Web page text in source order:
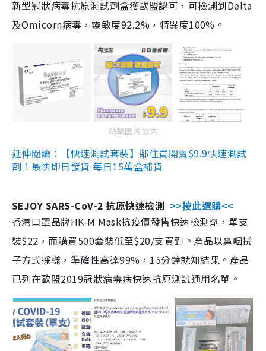
新型冠狀病毒抗原測試劑盒獲歐盟認可，可檢測到Delta
及Omicorn病毒，靈敏度92.2%，特異度100%。
點擊圖片放大
延伸閱讀：【快速測試套裝】鄰住買開賣$9.9快速測試
劑！最快即日發貨 每日15萬盒補貨
SEJOY SARS-CoV-2 抗原快速檢測 >>按此選購<<
香港口罩品牌HK-M Mask抗疫價發售快速檢測劑，單支
裝$22，而購買500套裝低至$20/支買到。產品以鼻咽拭
子方式採樣，準確性高達99%，15分鐘就知結果。產品
已列在歐盟2019冠狀病毒病快速抗原測試通用名單。